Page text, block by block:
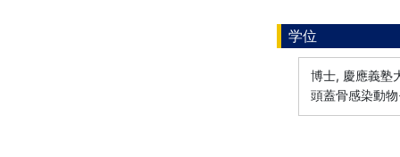
学位
博士, 慶應義塾
頭蓋骨感染動